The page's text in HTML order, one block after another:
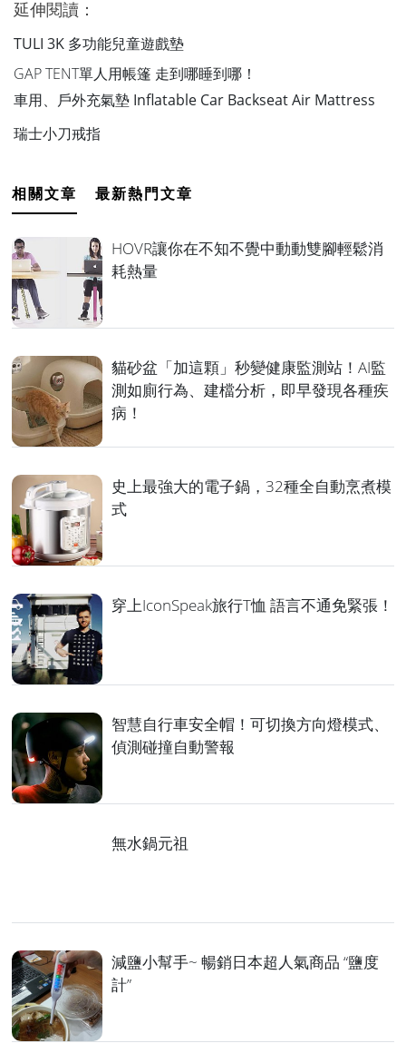
延伸閱讀：
TULI 3K 多功能兒童遊戲墊
GAP TENT單人用帳篷 走到哪睡到哪！
車用、戶外充氣墊 Inflatable Car Backseat Air Mattress
瑞士小刀戒指
相關文章 最新熱門文章
HOVR讓你在不知不覺中動動雙腳輕鬆消
耗熱量
貓砂盆「加這顆」秒變健康監測站！AI監
測如廁行為、建檔分析，即早發現各種疾
病！
史上最強大的電子鍋，32種全自動烹煮模
式
穿上IconSpeak旅行T恤 語言不通免緊張！
智慧自行車安全帽！可切換方向燈模式、
偵測碰撞自動警報
無水鍋元祖
減鹽小幫手~ 暢銷日本超人氣商品 “鹽度
計”